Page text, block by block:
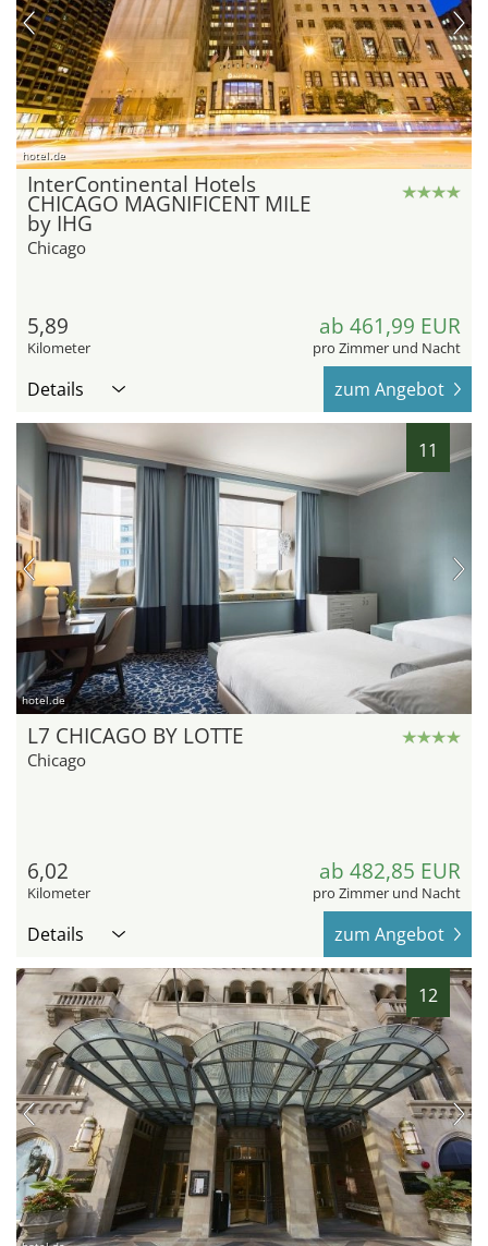
hotel.de
InterContinental Hotels
CHICAGO MAGNIFICENT MILE
by IHG
Chicago
5,89
Kilometer
ab 461,99 EUR
pro Zimmer und Nacht
Details zum Angebot
11
hotel.de
L7 CHICAGO BY LOTTE
Chicago
6,02
Kilometer
ab 482,85 EUR
pro Zimmer und Nacht
Details zum Angebot
12